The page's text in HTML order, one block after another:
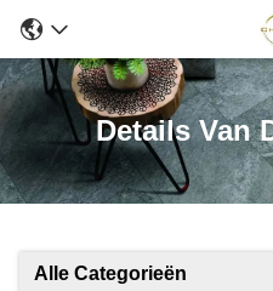
Details Van
Alle Categorieën